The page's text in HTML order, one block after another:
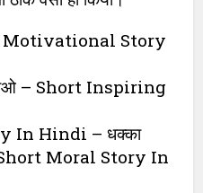
Motivational Story
– Short Inspiring
In Hindi – धक्का
Short Moral Story In